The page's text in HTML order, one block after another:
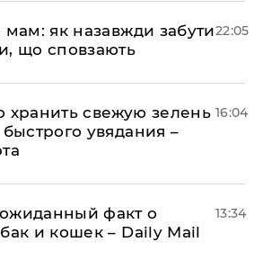
мам: як назавжди забути
що сповзають
22:05
хранить свежую зелень
увядания –
16:04
факт о
и кошек – Daily Mail
13:34